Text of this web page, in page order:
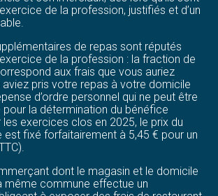
de la profession, justifiés et d’un
de repas sont réputés
de la profession : la fraction de
aux frais que vous auriez
aviez pris votre repas à votre domicile
d’ordre personnel qui ne peut être
la détermination du bénéfice
exercices clos en 2025, le prix du
est fixé forfaitairement à 5,45 € pour un
dont le magasin et le domicile
même commune effectue un